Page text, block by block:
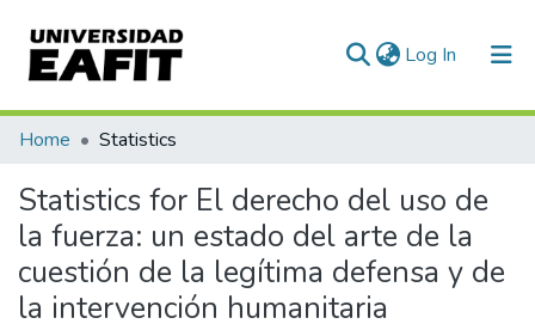
Log In (current)
Communities & Collections
All of DSpace
Home Statistics
Statistics for El derecho del uso de
la fuerza: un estado del arte de la
cuestión de la legítima defensa y de
la intervención humanitaria